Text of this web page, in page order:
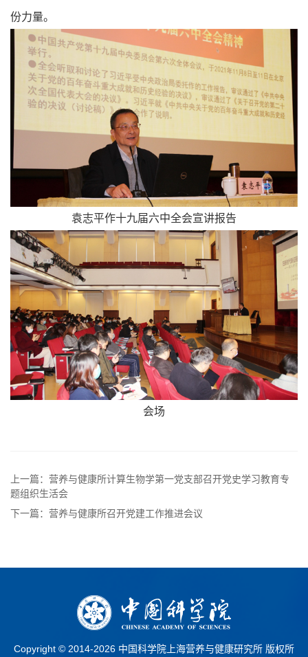
份力量。
袁志平作十九届六中全会宣讲报告
会场
上一篇：营养与健康所计算生物学第一党支部召开党史学习教育专
题组织生活会
下一篇：营养与健康所召开党建工作推进会议
Copyright © 2014-2026 中国科学院上海营养与健康研究所 版权所